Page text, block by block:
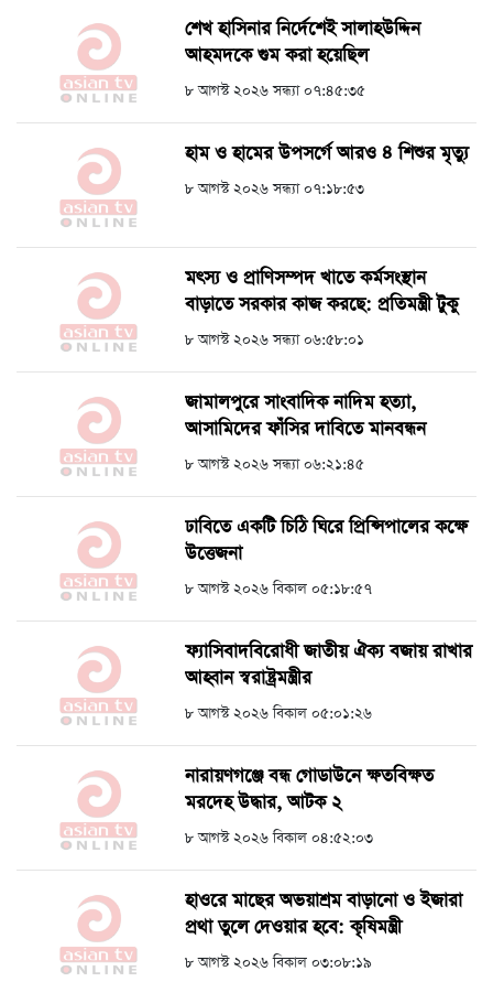
শেখ হাসিনার নির্দেশেই সালাহউদ্দিন
আহমদকে গুম করা হয়েছিল
৮ আগস্ট ২০২৬ সন্ধ্যা ০৭:৪৫:৩৫
হাম ও হামের উপসর্গে আরও ৪ শিশুর মৃত্যু
৮ আগস্ট ২০২৬ সন্ধ্যা ০৭:১৮:৫৩
মৎস্য ও প্রাণিসম্পদ খাতে কর্মসংস্থান
বাড়াতে সরকার কাজ করছে: প্রতিমন্ত্রী টুকু
৮ আগস্ট ২০২৬ সন্ধ্যা ০৬:৫৮:০১
জামালপুরে সাংবাদিক নাদিম হত্যা,
আসামিদের ফাঁসির দাবিতে মানবন্ধন
৮ আগস্ট ২০২৬ সন্ধ্যা ০৬:২১:৪৫
ঢাবিতে একটি চিঠি ঘিরে প্রিন্সিপালের কক্ষে
উত্তেজনা
৮ আগস্ট ২০২৬ বিকাল ০৫:১৮:৫৭
ফ্যাসিবাদবিরোধী জাতীয় ঐক্য বজায় রাখার
আহ্বান স্বরাষ্ট্রমন্ত্রীর
৮ আগস্ট ২০২৬ বিকাল ০৫:০১:২৬
নারায়ণগঞ্জে বন্ধ গোডাউনে ক্ষতবিক্ষত
মরদেহ উদ্ধার, আটক ২
৮ আগস্ট ২০২৬ বিকাল ০৪:৫২:০৩
হাওরে মাছের অভয়াশ্রম বাড়ানো ও ইজারা
প্রথা তুলে দেওয়ার হবে: কৃষিমন্ত্রী
৮ আগস্ট ২০২৬ বিকাল ০৩:০৮:১৯